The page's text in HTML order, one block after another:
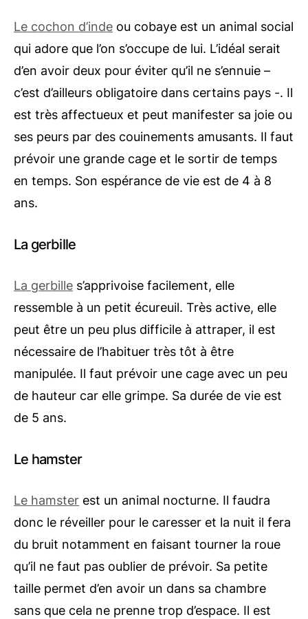
Le cochon d’inde ou cobaye est un animal social
qui adore que l’on s’occupe de lui. L’idéal serait
d’en avoir deux pour éviter qu’il ne s’ennuie –
c’est d’ailleurs obligatoire dans certains pays -. Il
est très affectueux et peut manifester sa joie ou
ses peurs par des couinements amusants. Il faut
prévoir une grande cage et le sortir de temps
en temps. Son espérance de vie est de 4 à 8
ans.
La gerbille
La gerbille s’apprivoise facilement, elle
ressemble à un petit écureuil. Très active, elle
peut être un peu plus difficile à attraper, il est
nécessaire de l’habituer très tôt à être
manipulée. Il faut prévoir une cage avec un peu
de hauteur car elle grimpe. Sa durée de vie est
de 5 ans.
Le hamster
Le hamster est un animal nocturne. Il faudra
donc le réveiller pour le caresser et la nuit il fera
du bruit notamment en faisant tourner la roue
qu’il ne faut pas oublier de prévoir. Sa petite
taille permet d’en avoir un dans sa chambre
sans que cela ne prenne trop d’espace. Il est